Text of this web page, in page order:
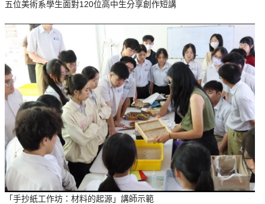
五位美術系學生面對120位高中生分享創作短講
「手抄紙工作坊：材料的起源」講師示範